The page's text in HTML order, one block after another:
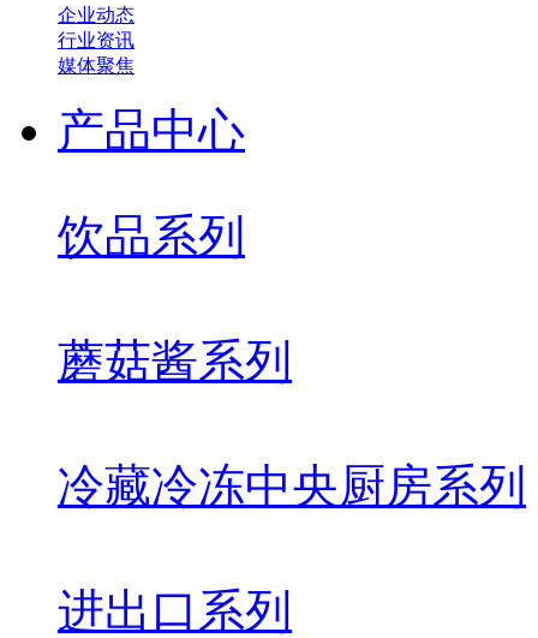
企业动态
行业资讯
媒体聚焦
产品中心
饮品系列
蘑菇酱系列
冷藏冷冻中央厨房系列
进出口系列